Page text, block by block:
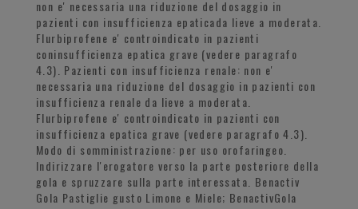
non e' necessaria una riduzione del dosaggio in
pazienti con insufficienza epaticada lieve a moderata.
Flurbiprofene e' controindicato in pazienti
coninsufficienza epatica grave (vedere paragrafo
4.3). Pazienti con insufficienza renale: non e'
necessaria una riduzione del dosaggio in pazienti con
insufficienza renale da lieve a moderata.
Flurbiprofene e' controindicato in pazienti con
insufficienza epatica grave (vedere paragrafo 4.3).
Modo di somministrazione: per uso orofaringeo.
Indirizzare l'erogatore verso la parte posteriore della
gola e spruzzare sulla parte interessata. Benactiv
Gola Pastiglie gusto Limone e Miele; BenactivGola